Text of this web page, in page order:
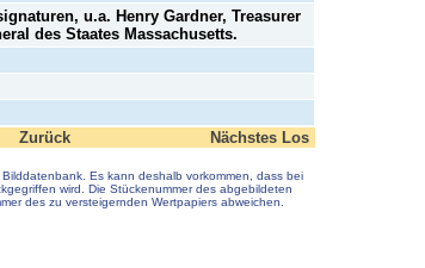
u.a. Henry Gardner, Treasurer
des Staates Massachusetts.
Zurück Nächstes Los
Es kann deshalb vorkommen, dass bei
wird. Die Stückenummer des abgebildeten
des zu versteigernden Wertpapiers abweichen.